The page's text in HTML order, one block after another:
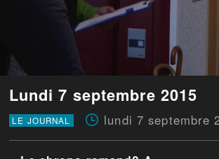
Lundi 7 septembre 2015
LE JOURNAL lundi 7 septembre